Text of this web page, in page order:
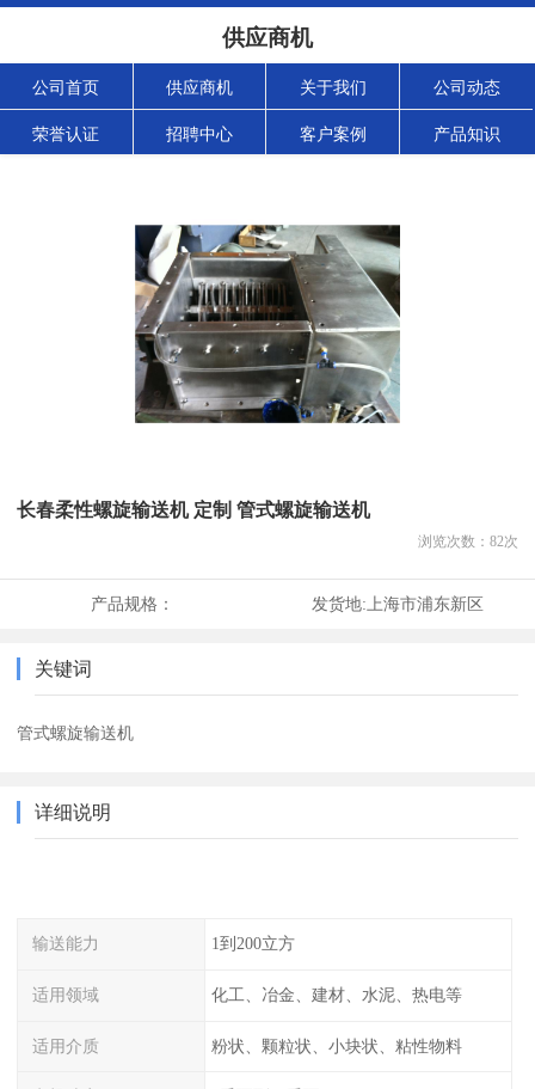
供应商机
公司首页 供应商机 关于我们 公司动态
荣誉认证 招聘中心 客户案例 产品知识
长春柔性螺旋输送机 定制 管式螺旋输送机
浏览次数： 82次
产品规格： 发货地: 上海市浦东新区
关键词
管式螺旋输送机
详细说明
输送能力 1到200立方
适用领域 化工、冶金、建材、水泥、热电等
适用介质 粉状、颗粒状、小块状、粘性物料